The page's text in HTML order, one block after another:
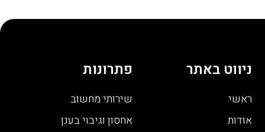
ניווט באתר
ראשי
אודות
פתרונות
שירותי מחשוב
אחסון וגיבוי בענן